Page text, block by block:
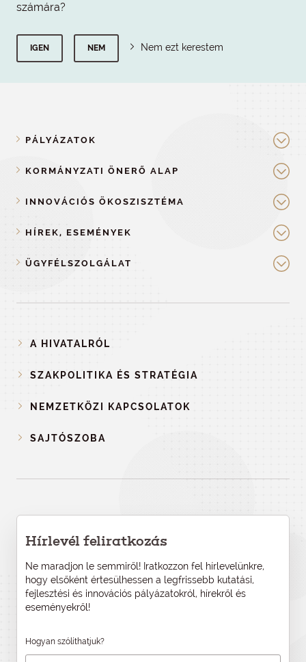
számára?
IGEN NEM Nem ezt kerestem
PÁLYÁZATOK
KORMÁNYZATI ÖNERŐ ALAP
INNOVÁCIÓS ÖKOSZISZTÉMA
HÍREK, ESEMÉNYEK
ÜGYFÉLSZOLGÁLAT
A HIVATALRÓL
SZAKPOLITIKA ÉS STRATÉGIA
NEMZETKÖZI KAPCSOLATOK
SAJTÓSZOBA
Hírlevél feliratkozás
Ne maradjon le semmiről! Iratkozzon fel hírlevelünkre,
hogy elsőként értesülhessen a legfrissebb kutatási,
fejlesztési és innovációs pályázatokról, hírekről és
eseményekről!
Hogyan szólíthatjuk?